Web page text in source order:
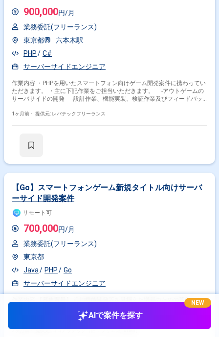
900,000円/月
業務委託(フリーランス)
東京都
六本木駅
PHP
C#
サーバーサイドエンジニア
作業内容 ・PHPを用いたスマートフォン向けゲーム開発案件に携わってい
ただきます。 ・主に下記作業をご担当いただきます。 -アウトゲームの
サーバサイドの開発 -設計作業、機能実装、検証作業及びフィードバッ
1ヶ月前・ 提供元: レバテックフリーランス
【Go】スマートフォンゲーム新規タイトル向けサーバ
ーサイド開発案件
リモート可
700,000円/月
業務委託(フリーランス)
東京都
Java
PHP
Go
サーバーサイドエンジニア
作業内容 【募集背景】 追加機能開発等を見据えた増員のための募集とな
ンゲームプロジェクトに参画し、iPhone / Android / PC プラットフォーム
向けゲームのバックエンド全般の開発・運用・管理業務を行っていただき
ます。新規タイトルのバックエンド領域において、機能追加や改善対応、
2ヶ月前・提供元: ココナラテック（旧：フリエン/furien）
AIで案件を探す
NEW